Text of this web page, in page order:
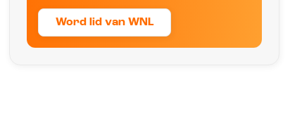
Word lid van WNL